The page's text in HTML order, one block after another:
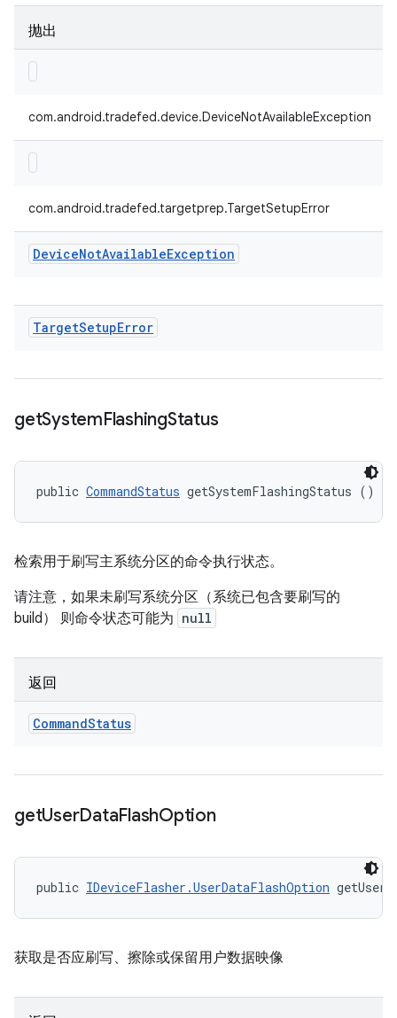
抛出
com.android.tradefed.device.DeviceNotAvailableException
com.android.tradefed.targetprep.TargetSetupError
DeviceNotAvailableException
TargetSetupError
getSystemFlashingStatus
public CommandStatus getSystemFlashingStatus ()
检索用于刷写主系统分区的命令执行状态。
请注意，如果未刷写系统分区（系统已包含要刷写的
build） 则命令状态可能为 null
返回
CommandStatus
getUserDataFlashOption
public IDeviceFlasher.UserDataFlashOption
获取是否应刷写、擦除或保留用户数据映像